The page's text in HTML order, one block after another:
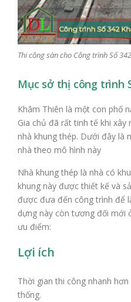
Thi công sàn cho Công trình Số
Mục sở thị công trình
Khâm Thiên là một con phố
Gia chủ đã rất tinh tế khi
nhà khung thép. Dưới đây là
nhà theo mô hình này
Nhà khung thép là nhà có
khung này được thiết kế và
được đưa đến công trình để
dựng này còn tương đối mới
ưu điểm:
Lợi ích
Thời gian thi công nhanh
thống.